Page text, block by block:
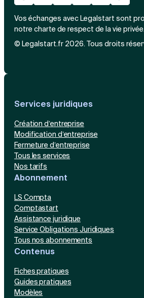
Vos échanges avec Legalstart sont
notre charte de respect de la vie privée.
© Legalstart.fr 2026. Tous droits
Services juridiques
Création d’entreprise
Modification d’entreprise
Fermeture d’entreprise
Tous les services
Nos tarifs
Abonnement
LS Compta
Comptastart
Assistance juridique
Service Obligations Juridiques
Tous nos abonnements
Contenus
Fiches pratiques
Guides pratiques
Modèles